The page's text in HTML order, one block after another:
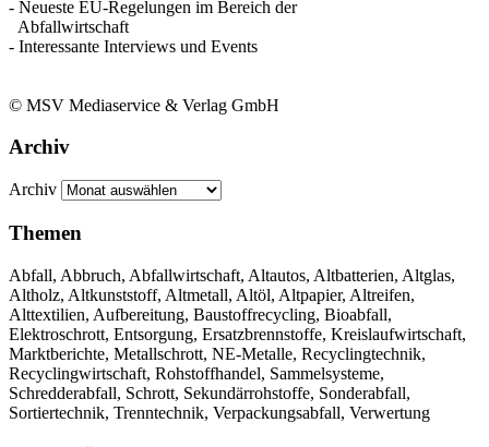
- Neueste EU-Regelungen im Bereich der
Abfallwirtschaft
- Interessante Interviews und Events
© MSV Mediaservice & Verlag GmbH
Archiv
Archiv
Themen
Abfall, Abbruch, Abfallwirtschaft, Altautos, Altbatterien, Altglas,
Altholz, Altkunststoff, Altmetall, Altöl, Altpapier, Altreifen,
Alttextilien, Aufbereitung, Baustoffrecycling, Bioabfall,
Elektroschrott, Entsorgung, Ersatzbrennstoffe, Kreislaufwirtschaft,
Marktberichte, Metallschrott, NE-Metalle, Recyclingtechnik,
Recyclingwirtschaft, Rohstoffhandel, Sammelsysteme,
Schredderabfall, Schrott, Sekundärrohstoffe, Sonderabfall,
Sortiertechnik, Trenntechnik, Verpackungsabfall, Verwertung